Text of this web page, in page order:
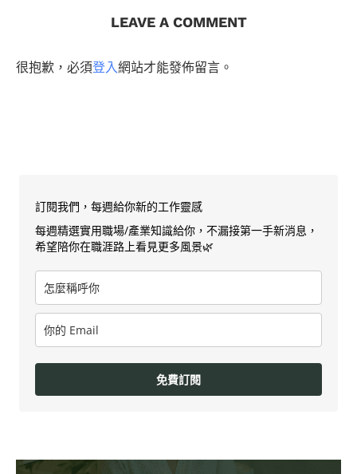
LEAVE A COMMENT
很抱歉，必須登入網站才能發佈留言。
訂閱我們，每週給你新的工作靈感
每週精選實用職場/產業知識給你，不漏接第一手新消息，
希望陪你在職涯路上看見更多風景🌿
免費訂閱